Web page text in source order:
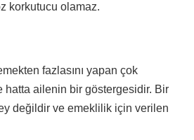
korkutucu olamaz.
fazlasını yapan çok
hatta ailenin bir göstergesidir. Bir
değildir ve emeklilik için verilen